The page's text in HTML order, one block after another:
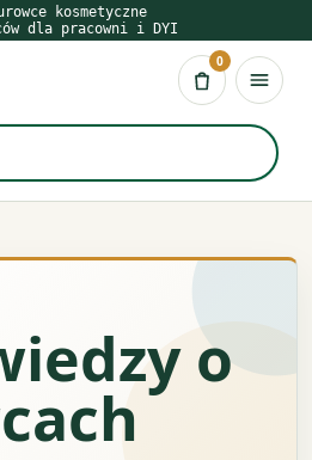
kosmetyczne
dla pracowni i DYI
Koszyk
0
o